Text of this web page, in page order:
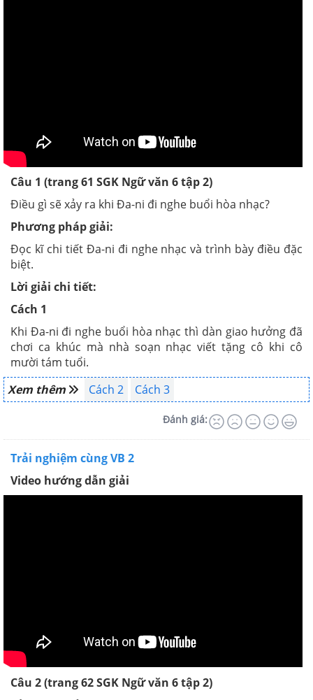
Câu 1 (trang 61 SGK Ngữ văn 6 tập 2)
Điều gì sẽ xảy ra khi Đa-ni đi nghe buổi hòa nhạc?
Phương pháp giải:
Đọc kĩ chi tiết Đa-ni đi nghe nhạc và trình bày điều đặc
biệt.
Lời giải chi tiết:
Cách 1
Khi Đa-ni đi nghe buổi hòa nhạc thì dàn giao hưởng đã
chơi ca khúc mà nhà soạn nhạc viết tặng cô khi cô
mười tám tuổi.
Xem thêm
Cách 2 Cách 3
Đánh giá:
Trải nghiệm cùng VB 2
Video hướng dẫn giải
Câu 2 (trang 62 SGK Ngữ văn 6 tập 2)